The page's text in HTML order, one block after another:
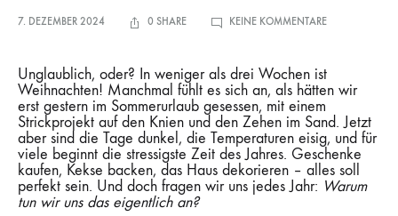
7. DEZEMBER 2024 0 SHARE KEINE KOMMENTAREZU
Unglaublich, oder? In weniger als drei Wochen ist
Weihnachten! Manchmal fühlt es sich an, als hätten wir
erst gestern im Sommerurlaub gesessen, mit einem
Strickprojekt auf den Knien und den Zehen im Sand. Jetzt
aber sind die Tage dunkel, die Temperaturen eisig, und für
viele beginnt die stressigste Zeit des Jahres. Geschenke
kaufen, Kekse backen, das Haus dekorieren – alles soll
perfekt sein. Und doch fragen wir uns jedes Jahr: Warum
tun wir uns das eigentlich an?